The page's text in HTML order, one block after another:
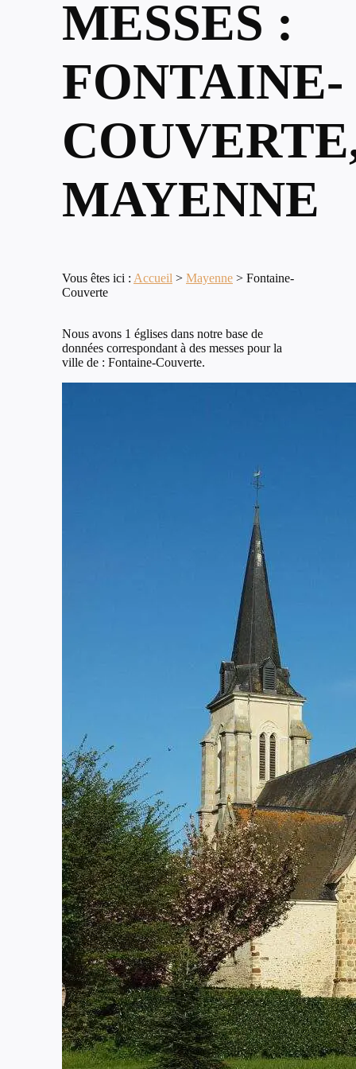
MESSES :
FONTAINE-
MAYENNE
Vous êtes ici : Accueil > Mayenne > Fontaine-
Couverte
Nous avons 1 églises dans notre base de
données correspondant à des messes pour la
ville de : Fontaine-Couverte.